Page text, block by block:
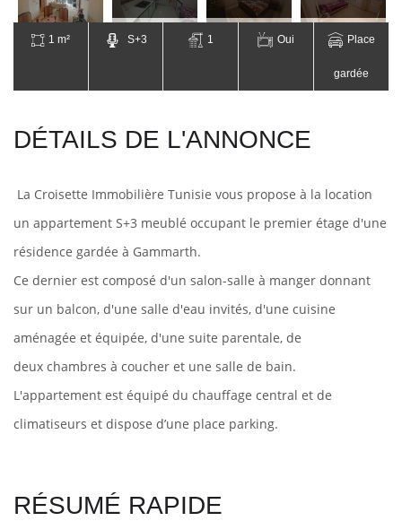
1 m² S+3 1 Oui Place
gardée
DÉTAILS DE L'ANNONCE
La Croisette Immobilière Tunisie vous propose à la location
un appartement S+3 meublé occupant le premier étage d'une
résidence gardée à Gammarth.
Ce dernier est composé d'un salon-salle à manger donnant
sur un balcon, d'une salle d'eau invités, d'une cuisine
aménagée et équipée, d'une suite parentale, de
deux chambres à coucher et une salle de bain.
L'appartement est équipé du chauffage central et de
climatiseurs et dispose d’une place parking.
RÉSUMÉ RAPIDE